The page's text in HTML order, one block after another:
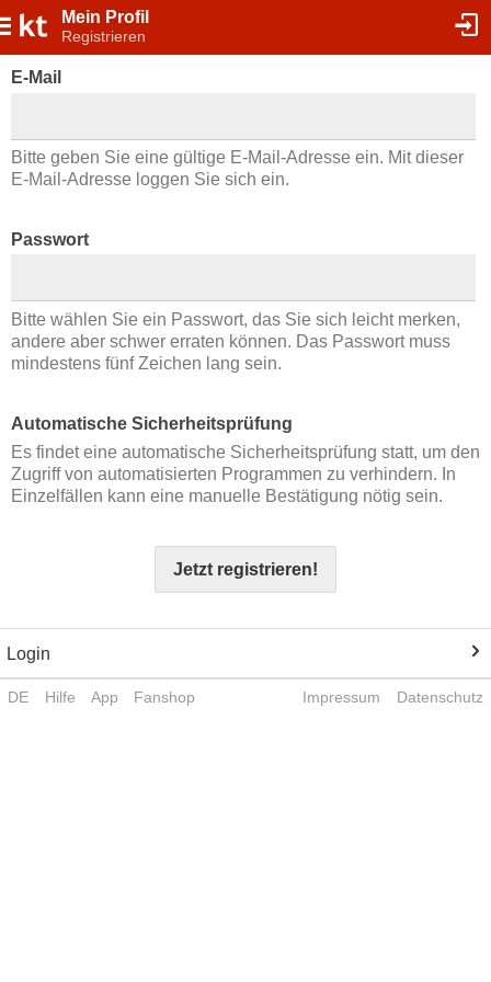
Mein Profil
Registrieren
E-Mail
Bitte geben Sie eine gültige E-Mail-Adresse ein. Mit dieser
E-Mail-Adresse loggen Sie sich ein.
Passwort
Bitte wählen Sie ein Passwort, das Sie sich leicht merken,
andere aber schwer erraten können. Das Passwort muss
mindestens fünf Zeichen lang sein.
Automatische Sicherheitsprüfung
Es findet eine automatische Sicherheitsprüfung statt, um den
Zugriff von automatisierten Programmen zu verhindern. In
Einzelfällen kann eine manuelle Bestätigung nötig sein.
Jetzt registrieren!
Login
DE Hilfe App Fanshop Impressum Datenschutz